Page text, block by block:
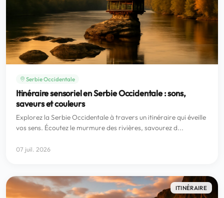
Serbie Occidentale
Itinéraire sensoriel en Serbie Occidentale : sons,
saveurs et couleurs
Explorez la Serbie Occidentale à travers un itinéraire qui éveille
vos sens. Écoutez le murmure des rivières, savourez d...
07 juil. 2026
ITINÉRAIRE